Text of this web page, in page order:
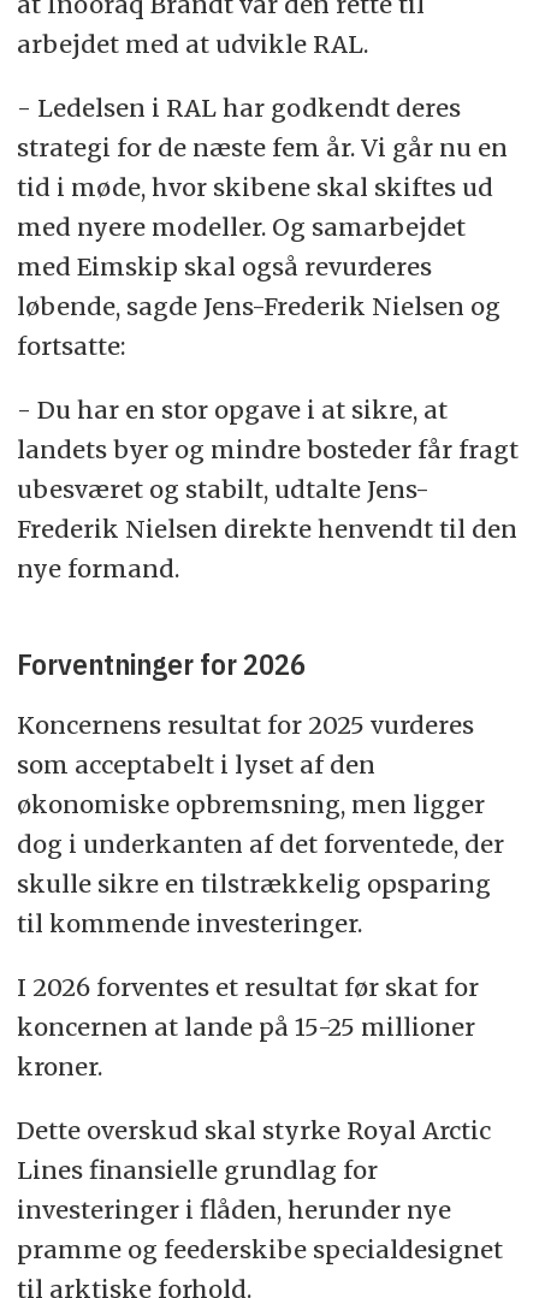
arbejdet med at udvikle RAL.
- Ledelsen i RAL har godkendt deres
strategi for de næste fem år. Vi går nu en
tid i møde, hvor skibene skal skiftes ud
med nyere modeller. Og samarbejdet
med Eimskip skal også revurderes
løbende, sagde Jens-Frederik Nielsen og
fortsatte:
- Du har en stor opgave i at sikre, at
landets byer og mindre bosteder får fragt
ubesværet og stabilt, udtalte Jens-
Frederik Nielsen direkte henvendt til den
nye formand.
Forventninger for 2026
Koncernens resultat for 2025 vurderes
som acceptabelt i lyset af den
økonomiske opbremsning, men ligger
dog i underkanten af det forventede, der
skulle sikre en tilstrækkelig opsparing
til kommende investeringer.
I 2026 forventes et resultat før skat for
koncernen at lande på 15-25 millioner
kroner.
Dette overskud skal styrke Royal Arctic
Lines finansielle grundlag for
investeringer i flåden, herunder nye
pramme og feederskibe specialdesignet
til arktiske forhold.